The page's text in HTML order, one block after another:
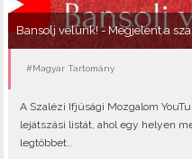
Bansolj velünk! - Megjelent a
#Magyar Tartomány
A Szalézi Ifjúsági Mozgalom
lejátszási listát, ahol egy helyen
legtöbbet..